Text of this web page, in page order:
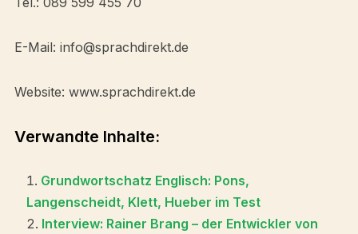
E-Mail: info@sprachdirekt.de
Website: www.sprachdirekt.de
Verwandte Inhalte:
Grundwortschatz Englisch: Pons,
Langenscheidt, Klett, Hueber im Test
Interview: Rainer Brang – der Entwickler von